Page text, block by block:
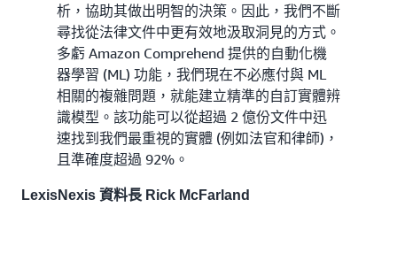
析，協助其做出明智的決策。因此，我們不斷
尋找從法律文件中更有效地汲取洞見的方式。
多虧 Amazon Comprehend 提供的自動化機
器學習 (ML) 功能，我們現在不必應付與 ML
相關的複雜問題，就能建立精準的自訂實體辨
識模型。該功能可以從超過 2 億份文件中迅
速找到我們最重視的實體 (例如法官和律師)，
且準確度超過 92%。
LexisNexis 資料長 Rick McFarland